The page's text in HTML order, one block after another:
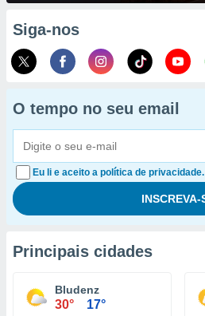
Siga-nos
O tempo no seu email
Eu li e aceito a política de privacidade.
Principais cidades
Bludenz
30° 17°